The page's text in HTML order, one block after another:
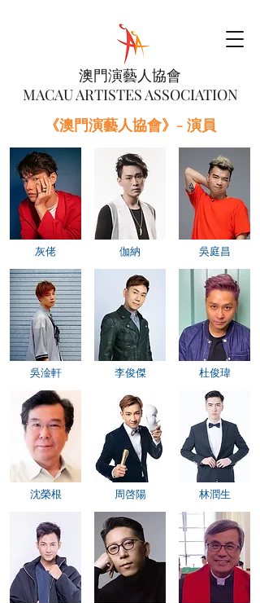
澳門演藝人協會
MACAU ARTISTES ASSOCIATION
《澳門演藝人協會》- 演員
灰佬
吳淦軒
沈榮根
伽納
李俊傑
周啓陽
吳庭昌
杜俊瑋
林潤生